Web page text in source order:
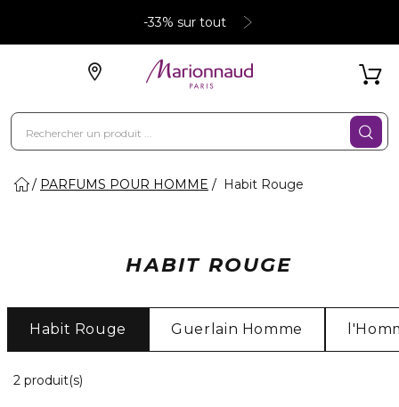
-33% sur tout
PARFUMS POUR HOMME Habit Rouge
HABIT ROUGE
Habit Rouge Guerlain Homme
2 produit(s)